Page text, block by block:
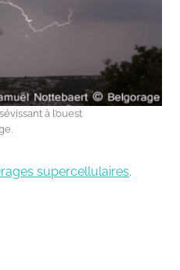
à l’ouest
supercellulaires.